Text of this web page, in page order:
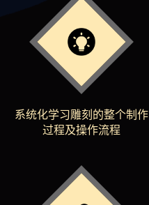
系统化学习雕刻的整个制作
过程及操作流程